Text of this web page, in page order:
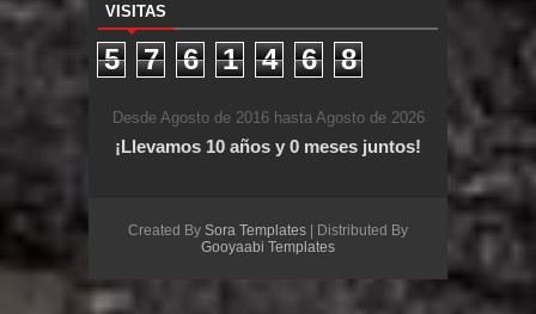
VISITAS
5 7 6 1 4 6 8
Desde Agosto de 2016 hasta Agosto de 2026
¡Llevamos 10 años y 0 meses juntos!
Created By Sora Templates | Distributed By
Gooyaabi Templates